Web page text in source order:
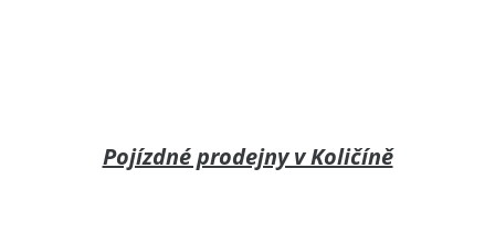
Pojízdné prodejny v Količíně